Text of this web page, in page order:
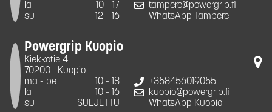
la
10 - 17
su
12 - 16
tampere@powergrip.fi
WhatsApp Tampere
Powergrip Kuopio
Kiekkotie 4
70200
Kuopio
ma - pe
10 - 18
la
10 - 16
su
SULJETTU
+358456019055
kuopio@powergrip.fi
WhatsApp Kuopio